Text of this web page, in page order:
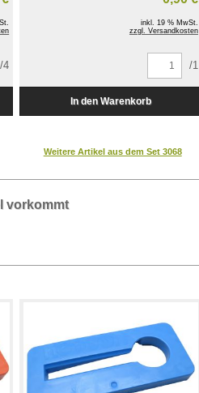
/4
inkl. 19 % MwSt.
zzgl. Versandkosten
/1
Weitere Artikel aus dem Set 3068
vorkommt